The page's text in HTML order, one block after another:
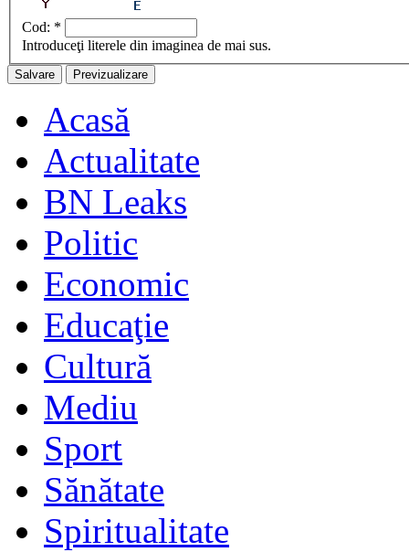
Cod: *
Introduceţi literele din imaginea de mai sus.
Acasă
Actualitate
BN Leaks
Politic
Economic
Educaţie
Cultură
Mediu
Sport
Sănătate
Spiritualitate